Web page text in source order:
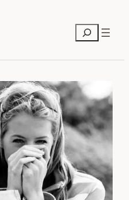
Ara